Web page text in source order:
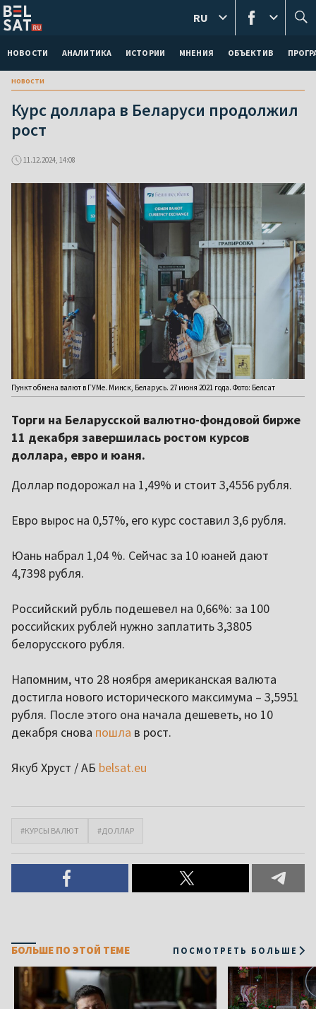
НОВОСТИ АНАЛИТИКА ИСТОРИИ МНЕНИЯ ОБЪЕКТИВ
RU
новости
Курс доллара в Беларуси продолжил
рост
11.12.2024, 14:08
Пункт обмена валют в ГУМе. Минск, Беларусь. 27 июня 2021 года. Фото: Белсат
Торги на Беларусской валютно-фондовой бирже
11 декабря завершилась ростом курсов
доллара, евро и юаня.
Доллар подорожал на 1,49% и стоит 3,4556 рубля.
Евро вырос на 0,57%, его курс составил 3,6 рубля.
Юань набрал 1,04 %. Сейчас за 10 юаней дают
4,7398 рубля.
Российский рубль подешевел на 0,66%: за 100
российских рублей нужно заплатить 3,3805
белорусского рубля.
Напомним, что 28 ноября американская валюта
достигла нового исторического максимума – 3,5951
рубля. После этого она начала дешеветь, но 10
декабря снова пошла в рост.
Якуб Хруст / АБ belsat.eu
#КУРСЫ ВАЛЮТ #ДОЛЛАР
БОЛЬШЕ ПО ЭТОЙ ТЕМЕ ПОСМОТРЕТЬ БОЛЬШЕ